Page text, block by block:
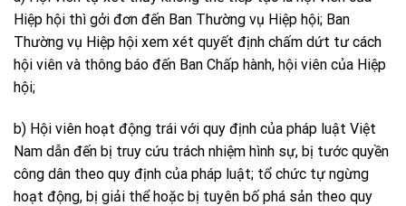
Hiệp hội thì gởi đơn đến Ban Thường vụ Hiệp hội; Ban
Thường vụ Hiệp hội xem xét quyết định chấm dứt tư cách
hội viên và thông báo đến Ban Chấp hành, hội viên của Hiệp
hội;
b) Hội viên hoạt động trái với quy định của pháp luật Việt
Nam dẫn đến bị truy cứu trách nhiệm hình sự, bị tước quyền
công dân theo quy định của pháp luật; tổ chức tự ngừng
hoạt động, bị giải thể hoặc bị tuyên bố phá sản theo quy